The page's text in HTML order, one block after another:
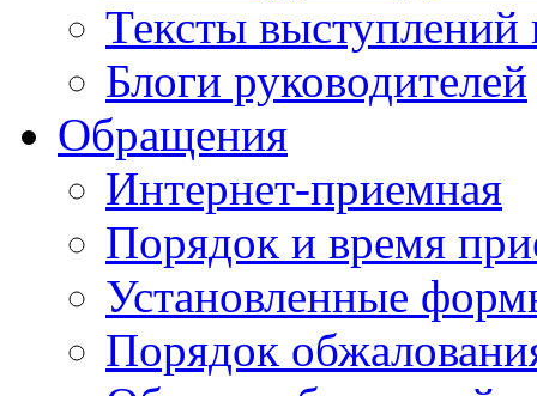
Тексты выступлений
Блоги руководителей
Обращения
Интернет-приемная
Порядок и время
Установленные
Порядок